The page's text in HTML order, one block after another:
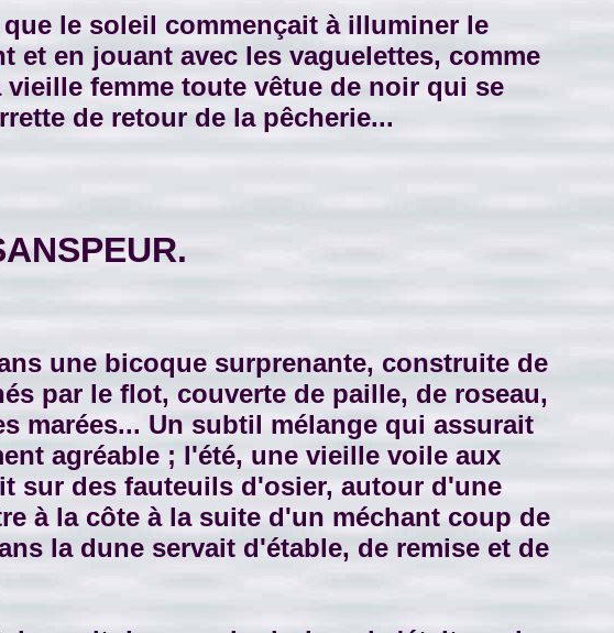
le soleil commençait à illuminer le
et en jouant avec les vaguelettes, comme
femme toute vêtue de noir qui se
de retour de la pêcherie...
une bicoque surprenante, construite de
par le flot, couverte de paille, de roseau,
marées... Un subtil mélange qui assurait
agréable ; l'été, une vieille voile aux
sur des fauteuils d'osier, autour d'une
à la côte à la suite d'un méchant coup de
la dune servait d'étable, de remise et de